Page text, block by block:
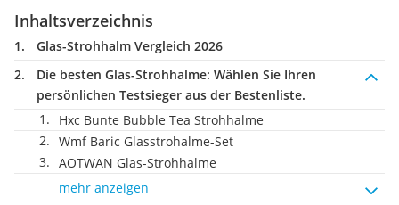
Inhaltsverzeichnis
Glas-Strohhalm Vergleich 2026
Die besten Glas-Strohhalme: Wählen Sie Ihren
persönlichen Testsieger aus der Bestenliste.
Hxc Bunte Bubble Tea Strohhalme
Wmf Baric Glasstrohalme-Set
AOTWAN Glas-Strohhalme
mehr anzeigen